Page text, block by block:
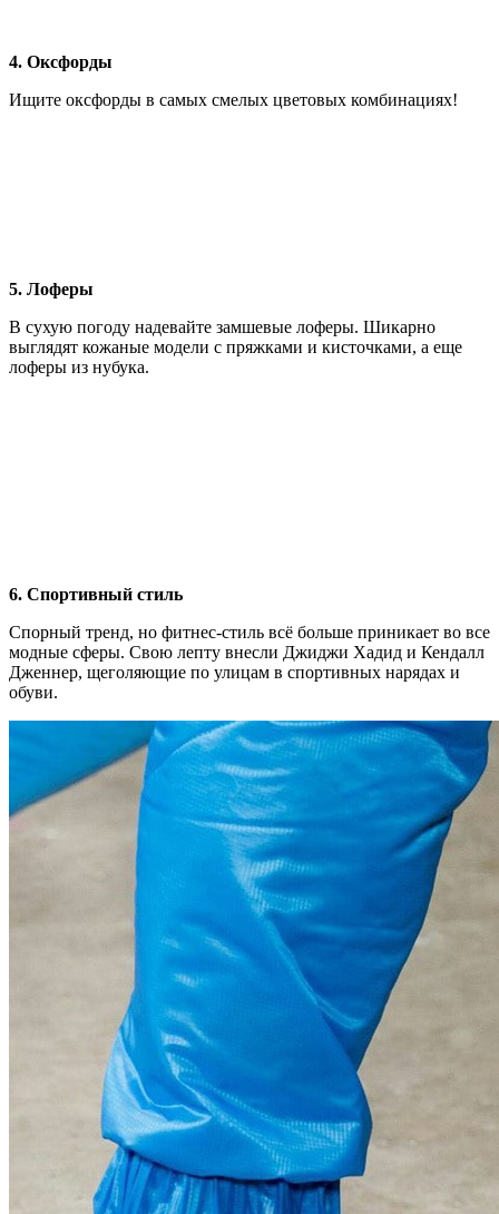
4. Оксфорды
Ищите оксфорды в самых смелых цветовых комбинациях!
5. Лоферы
В сухую погоду надевайте замшевые лоферы. Шикарно
выглядят кожаные модели с пряжками и кисточками, а еще
лоферы из нубука.
6. Cпортивный стиль
Спорный тренд, но фитнес-стиль всё больше приникает во все
модные сферы. Свою лепту внесли Джиджи Хадид и Кендалл
Дженнер, щеголяющие по улицам в спортивных нарядах и
обуви.